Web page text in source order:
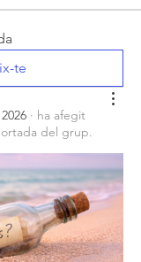
te
· ha afegit
del grup.